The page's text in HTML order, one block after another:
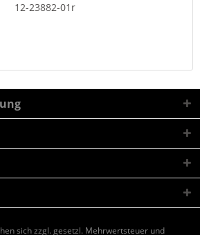
12-23882-01r
sich zzgl. gesetzl. Mehrwertsteuer und